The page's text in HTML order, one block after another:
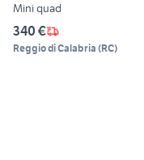
Mini quad
340 €
Reggio di Calabria (RC)